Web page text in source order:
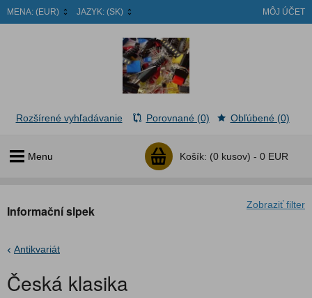
MENA: (EUR) JAZYK: (SK) MÔJ ÚČET
Menu Košík: (0 kusov) - 0 EUR
Rozšírené vyhľadávanie Porovnané (0) Obľúbené (0)
Zobraziť filter
Informační slpek
Antikvariát
Česká klasika